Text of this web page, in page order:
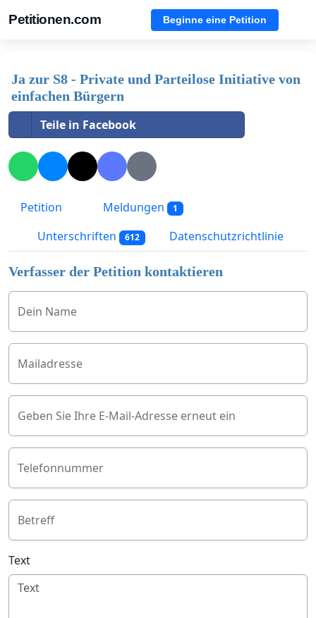
Petitionen.com Beginne eine Petition
Ja zur S8 - Private und Parteilose Initiative von
einfachen Bürgern
Teile in Facebook
Petition Meldungen 1
Unterschriften 612 Datenschutzrichtlinie
Verfasser der Petition kontaktieren
Dein Name
Mailadresse
Geben Sie Ihre E-Mail-Adresse erneut ein
Telefonnummer
Betreff
Text